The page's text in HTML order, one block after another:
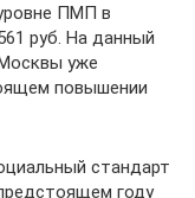
ПМП в
руб. На данный
уже
повышении
стандарт
году